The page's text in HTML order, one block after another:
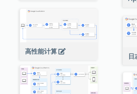
高性能计算
日